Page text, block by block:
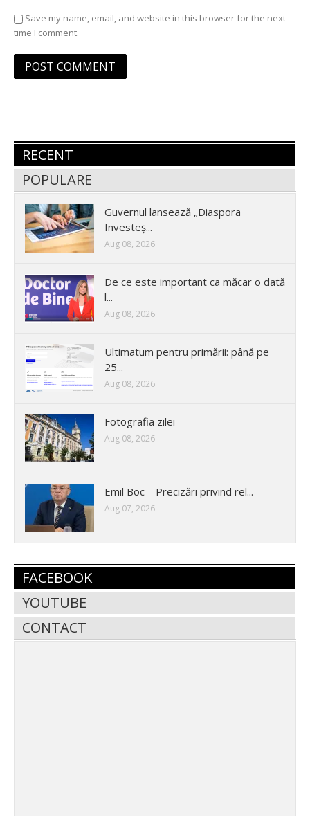
Save my name, email, and website in this browser for the next
time I comment.
RECENT
POPULARE
Guvernul lansează „Diaspora
Investeș...
Aug 08, 2026
De ce este important ca măcar o dată
l...
Aug 08, 2026
Ultimatum pentru primării: până pe
25...
Aug 08, 2026
Fotografia zilei
Aug 08, 2026
Emil Boc – Precizări privind rel...
Aug 07, 2026
FACEBOOK
YOUTUBE
CONTACT